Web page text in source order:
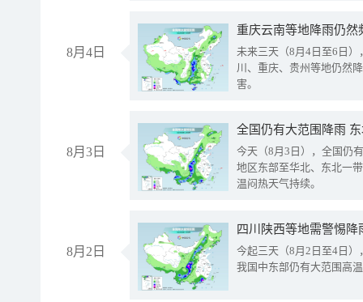
8月4日
重庆云南等地降雨仍然
未来三天（8月4日至6日
川、重庆、贵州等地仍然
害。
8月3日
全国仍有大范围降雨
今天（8月3日），全国仍
地区东部至华北、东北一
温闷热天气持续。
8月2日
今起三天（8月2日至4日
我国中东部仍有大范围高